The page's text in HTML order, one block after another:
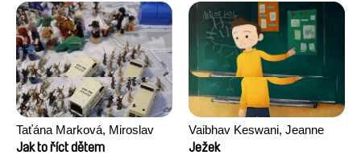
Taťána Marková, Miroslav
Trejtnar
Jak to říct dětem
Vaibhav Keswani, Jeanne
Laureau, Colombine Majou,
Ježek